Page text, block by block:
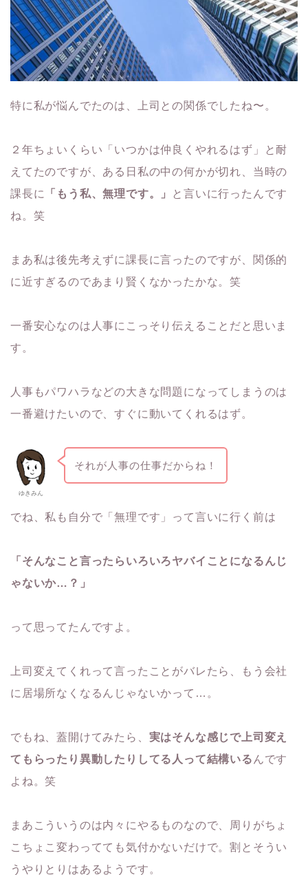
特に私が悩んでたのは、上司との関係でしたね〜。
２年ちょいくらい「いつかは仲良くやれるはず」と耐
えてたのですが、ある日私の中の何かが切れ、当時の
課長に
「もう私、無理です。」
と言いに行ったんです
ね。笑
まあ私は後先考えずに課長に言ったのですが、関係的
に近すぎるのであまり賢くなかったかな。笑
一番安心なのは人事にこっそり伝えることだと思いま
す。
人事もパワハラなどの大きな問題になってしまうのは
一番避けたいので、すぐに動いてくれるはず。
ゆきみん
それが人事の仕事だからね！
でね、私も自分で「無理です」って言いに行く前は
「そんなこと言ったらいろいろヤバイことになるんじ
ゃないか…？」
って思ってたんですよ。
上司変えてくれって言ったことがバレたら、もう会社
に居場所なくなるんじゃないかって…。
でもね、蓋開けてみたら、 実はそんな感じで上司変え
てもらったり異動したりしてる人って結構いる んです
よね。笑
まあこういうのは内々にやるものなので、周りがちょ
こちょこ変わってても気付かないだけで。割とそうい
うやりとりはあるようです。